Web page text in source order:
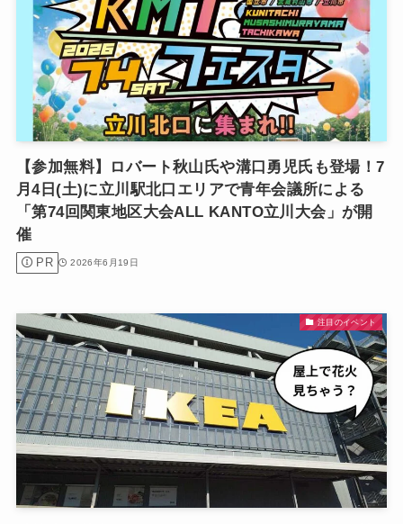
【参加無料】ロバート秋山氏や溝口勇児氏も登場！7
月4日(土)に立川駅北口エリアで青年会議所による
「第74回関東地区大会ALL KANTO立川大会」が開
催
PR 2026年6月19日
注目のイベント